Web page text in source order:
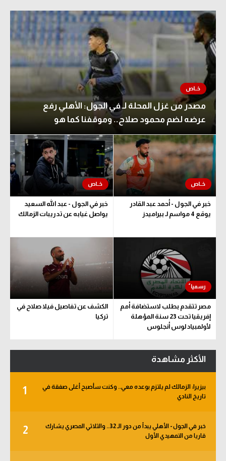
مصدر من غزل المحلة لـ في الجول: الأهلي رفع
عرضه لضم محمود صلاح.. وموقفنا كما هو
خبر في الجول - أحمد عبد القادر
يوقع 4 مواسم لـ بيراميدز
خبر في الجول - عبد الله السعيد
يواصل غيابه عن تدريبات الزمالك
مصر تتقدم بطلب لاستضافة أمم
إفريقيا تحت 23 سنة المؤهلة
لأولمبياد لوس أنجلوس
الكشف عن تفاصيل فيلا صلاح في
تركيا
الأكثر مشاهدة
1
بيزيرا: الزمالك لم يلتزم بوعده معي.. وكنت سأصبح أغلى صفقة في
تاريخ النادي
2
خبر في الجول - الأهلي يبدأ من دور الـ 32.. والثلاثي المصري يشارك
قاريا من التمهيدي الأول